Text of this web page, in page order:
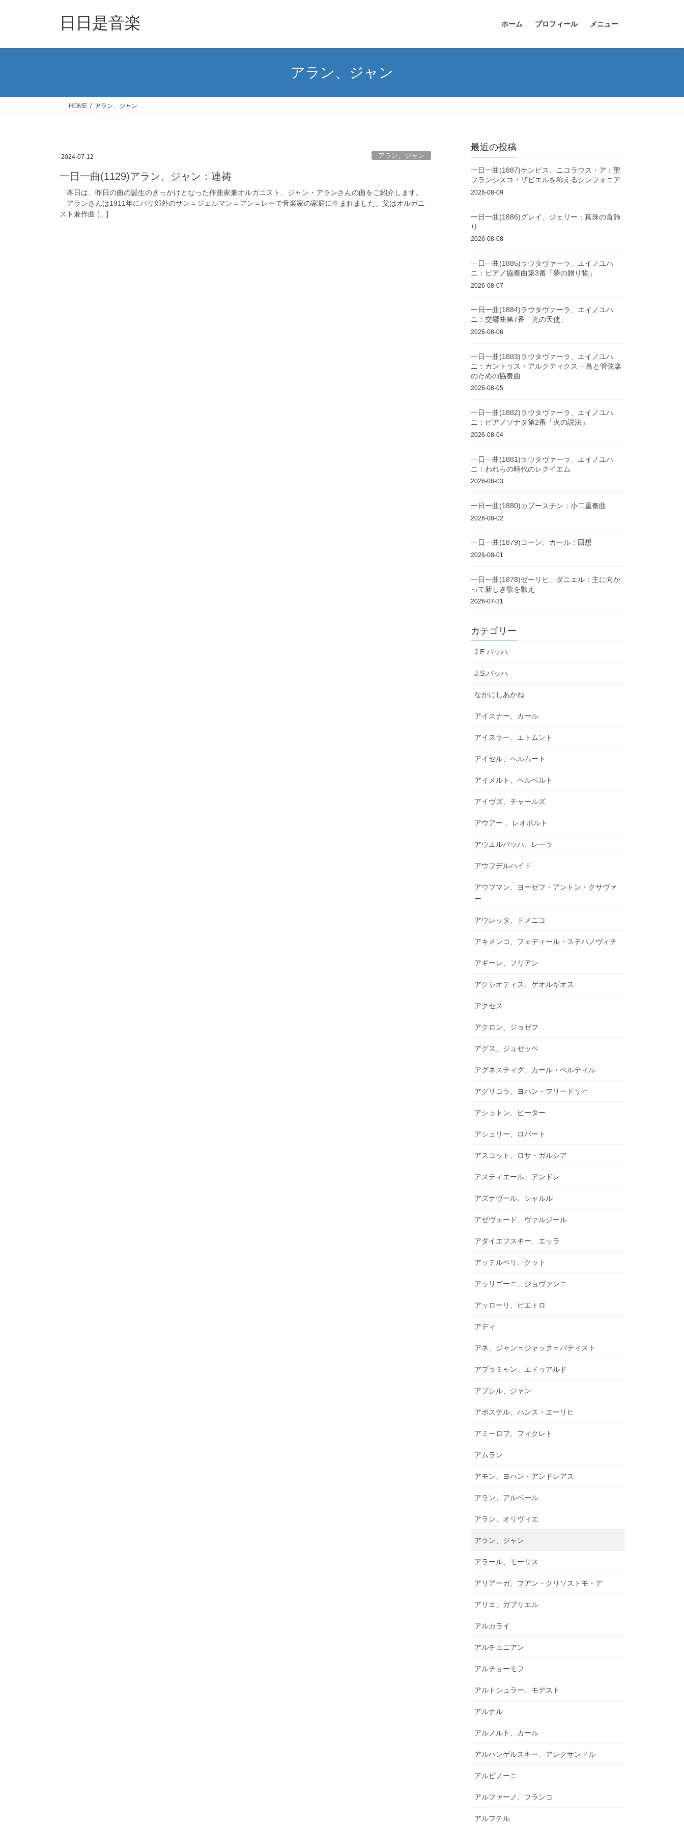
日日是音楽 ホーム プロフィール メニュー
アラン、ジャン
HOME アラン、ジャン
2024-07-12 アラン、ジャン
一日一曲(1129)アラン、ジャン：連祷
本日は、昨日の曲の誕生のきっかけとなった作曲家兼オルガニスト、ジャン・アランさんの曲をご紹介します。
アランさんは1911年にパリ郊外のサン＝ジェルマン＝アン＝レーで音楽家の家庭に生まれました。父はオルガニ
スト兼作曲 […]
最近の投稿
一日一曲(1887)ケンピス、ニコラウス・ア：聖
フランシスコ・ザビエルを称えるシンフォニア
2026-08-09
一日一曲(1886)グレイ、ジェリー：真珠の首飾
り
2026-08-08
一日一曲(1885)ラウタヴァーラ、エイノユハ
ニ：ピアノ協奏曲第3番「夢の贈り物」
2026-08-07
一日一曲(1884)ラウタヴァーラ、エイノユハ
ニ：交響曲第7番「光の天使」
2026-08-06
一日一曲(1883)ラウタヴァーラ、エイノユハ
ニ：カントゥス・アルクティクス – 鳥と管弦楽
のための協奏曲
2026-08-05
一日一曲(1882)ラウタヴァーラ、エイノユハ
ニ：ピアノソナタ第2番「火の説法」
2026-08-04
一日一曲(1881)ラウタヴァーラ、エイノユハ
ニ：われらの時代のレクイエム
2026-08-03
一日一曲(1880)カプースチン：小二重奏曲
2026-08-02
一日一曲(1879)コーン、カール：回想
2026-08-01
一日一曲(1878)ゼーリヒ、ダニエル：主に向か
って新しき歌を歌え
2026-07-31
カテゴリー
J.E.バッハ
J.S.バッハ
なかにしあかね
アイスナー、カール
アイスラー、エトムント
アイセル、ヘルムート
アイメルト、ヘルベルト
アイヴズ、チャールズ
アウアー 、レオポルト
アウエルバッハ、レーラ
アウフデルハイド
アウフマン、ヨーゼフ・アントン・クサヴァ
ー
アウレッタ、ドメニコ
アキメンコ、フェディール・ステパノヴィチ
アギーレ、フリアン
アクシオティス、ゲオルギオス
アクセス
アクロン、ジョゼフ
アグス、ジュゼッペ
アグネスティグ、カール・ベルティル
アグリコラ、ヨハン・フリードリヒ
アシュトン、ピーター
アシュリー、ロバート
アスコット、ロサ・ガルシア
アスティエール、アンドレ
アズナヴール、シャルル
アゼヴェード、ヴァルジール
アダイエフスキー、エッラ
アッテルベリ、クット
アッリゴーニ、ジョヴァンニ
アッローリ、ピエトロ
アディ
アネ、ジャン＝ジャック＝バティスト
アブラミャン、エドゥアルド
アプシル、ジャン
アポステル、ハンス・エーリヒ
アミーロフ、フィクレト
アムラン
アモン、ヨハン・アンドレアス
アラン、アルベール
アラン、オリヴィエ
アラン、ジャン
アラール、モーリス
アリアーガ、フアン・クリソストモ・デ
アリエ、ガブリエル
アルカライ
アルチュニアン
アルチョーモフ
アルトシュラー、モデスト
アルナル
アルノルト、カール
アルハンゲルスキー、アレクサンドル
アルビノーニ
アルファーノ、フランコ
アルフテル